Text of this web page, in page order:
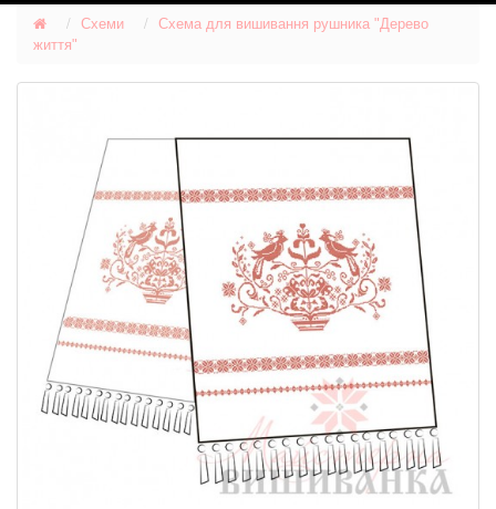
Схеми
Схема для вишивання рушника "Дерево
життя"